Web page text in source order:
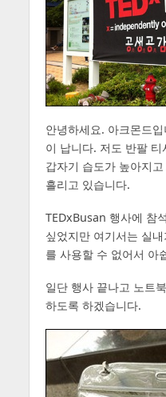
안녕하세요. 아크몬드
이 납니다. 저도 반팔
갑자기 습도가 높아지
흘리고 있습니다.
TEDxBusan 행사에 참
싶었지만 여기서는 실
를 사용할 수 없어서 아
일단 행사 끝나고 노트
하도록 하겠습니다.